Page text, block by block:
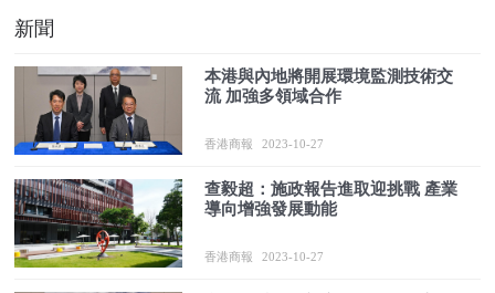
新聞
本港與內地將開展環境監測技術交
流 加強多領域合作
香港商報 2023-10-27
查毅超：施政報告進取迎挑戰 產業
導向增強發展動能
香港商報 2023-10-27